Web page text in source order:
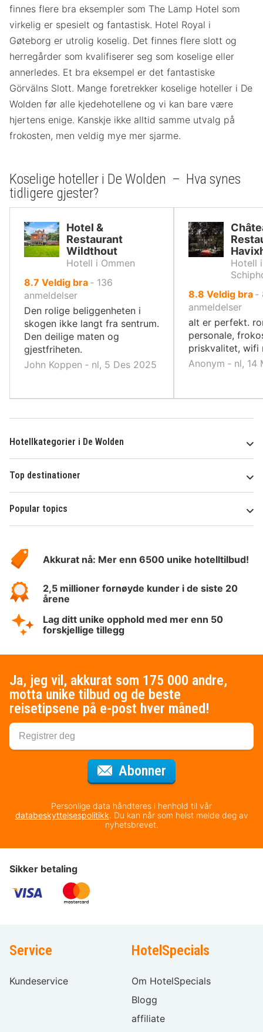
finnes flere bra eksempler som The Lamp Hotel som
virkelig er spesielt og fantastisk. Hotel Royal i
Gøteborg er utrolig koselig. Det finnes flere slott og
herregårder som kvalifiserer seg som koselige eller
annerledes. Et bra eksempel er det fantastiske
Görvälns Slott. Mange foretrekker koselige hoteller i De
Wolden før alle kjedehotellene og vi kan bare være
hjertens enige. Kanskje ikke alltid samme utvalg på
frokosten, men veldig mye mer sjarme.
Koselige hoteller i De Wolden – Hva synes
tidligere gjester?
Hotel &
Restaurant
Wildthout
Hotell i Ommen
8.7 av
10,
Veldig bra ‐ 136
anmeldelser
Den rolige beliggenheten i
skogen ikke langt fra sentrum.
Den deilige maten og
gjestfriheten.
John Koppen ‐ nl, 5 Des 2025
Hotell
8.8 av
10,
Veldig bra ‐
anmeldelser
alt er perfekt.
personale,
priskvalitet, wifi
Anonym ‐ nl, 14
Hotellkategorier i De Wolden
Top destinationer
Popular topics
Hotelspecials
Akkurat nå: Mer enn 6500 unike hotelltilbud!
2,5 millioner fornøyde kunder i de siste 20
årene
Lag ditt unike opphold med mer enn 50
forskjellige tillegg
Ja, jeg vil, akkurat som 175 000 andre,
motta unike tilbud og de beste
reisetipsene på e-post hver måned!
Abonner
Personlige data håndteres i henhold til vår
databeskyttelsespolitikk. Du kan når som helst melde deg av
nyhetsbrevet.
Sikker betaling
Service
Kundeservice
HotelSpecials
Om HotelSpecials
Blogg
affiliate